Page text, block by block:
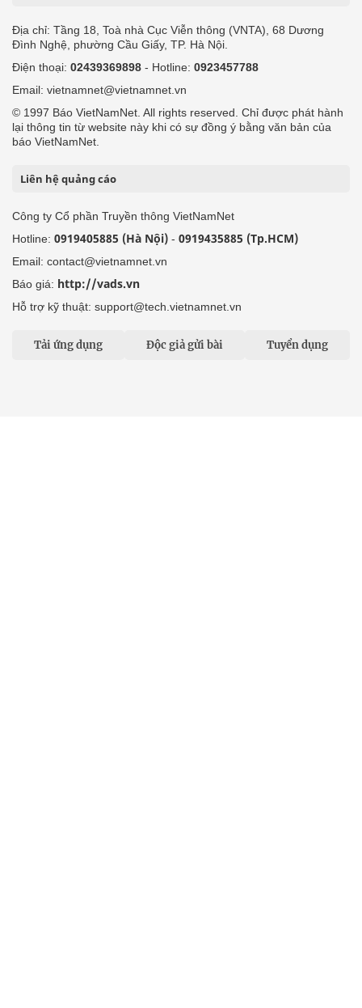
Địa chỉ: Tầng 18, Toà nhà Cục Viễn thông (VNTA), 68 Dương
Đình Nghệ, phường Cầu Giấy, TP. Hà Nội.
Điện thoại: 02439369898 - Hotline: 0923457788
Email: vietnamnet@vietnamnet.vn
© 1997 Báo VietNamNet. All rights reserved. Chỉ được phát hành
lại thông tin từ website này khi có sự đồng ý bằng văn bản của
báo VietNamNet.
Liên hệ quảng cáo
Công ty Cổ phần Truyền thông VietNamNet
Hotline: 0919405885 (Hà Nội) - 0919435885 (Tp.HCM)
Email: contact@vietnamnet.vn
Báo giá: http://vads.vn
Hỗ trợ kỹ thuật: support@tech.vietnamnet.vn
Tải ứng dụng Độc giả gửi bài Tuyển dụng